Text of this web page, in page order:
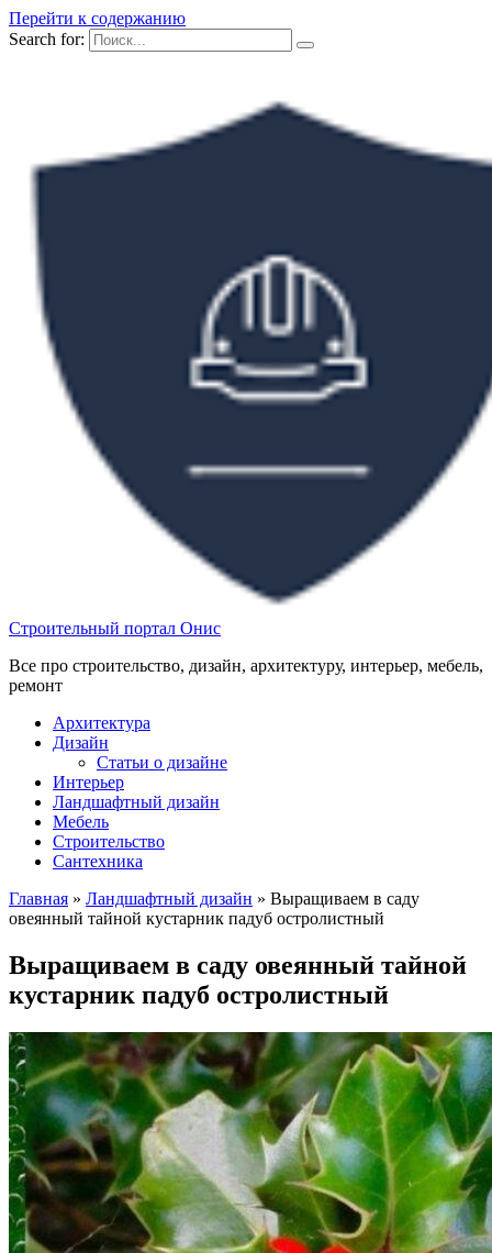
Перейти к содержанию
Search for:
Строительный портал Онис
Все про строительство, дизайн, архитектуру, интерьер, мебель,
ремонт
Архитектура
Дизайн
Статьи о дизайне
Интерьер
Ландшафтный дизайн
Мебель
Строительство
Сантехника
Главная » Ландшафтный дизайн » Выращиваем в саду
овеянный тайной кустарник падуб остролистный
Выращиваем в саду овеянный тайной
кустарник падуб остролистный